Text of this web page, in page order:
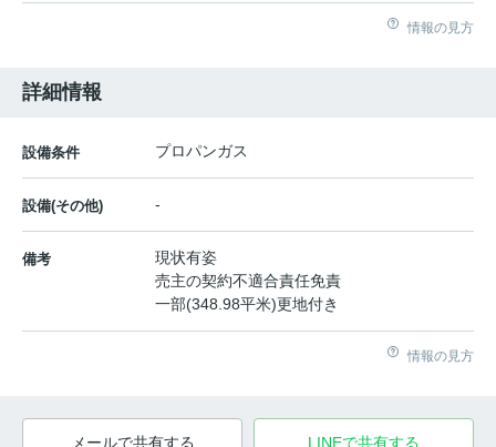
情報の見方
詳細情報
設備条件 プロパンガス
設備(その他) -
備考
現状有姿
売主の契約不適合責任免責
一部(348.98平米)更地付き
情報の見方
メールで共有する LINEで共有する